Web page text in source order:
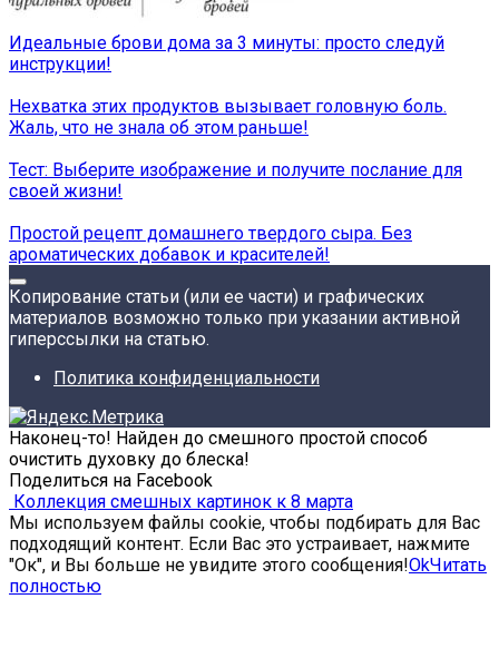
Идеальные брови дома за 3 минуты: просто следуй
инструкции!
Нехватка этих продуктов вызывает головную боль.
Жаль, что не знала об этом раньше!
Тест: Выберите изображение и получите послание для
своей жизни!
Простой рецепт домашнего твердого сыра. Без
ароматических добавок и красителей!
Копирование статьи (или ее части) и графических
материалов возможно только при указании активной
гиперссылки на статью.
Политика конфиденциальности
Наконец-то! Найден до смешного простой способ
очистить духовку до блеска!
Поделиться на Facebook
Коллекция смешных картинок к 8 марта
Мы используем файлы cookie, чтобы подбирать для Вас
подходящий контент. Если Вас это устраивает, нажмите
"Ок", и Вы больше не увидите этого сообщения!OkЧитать
полностью